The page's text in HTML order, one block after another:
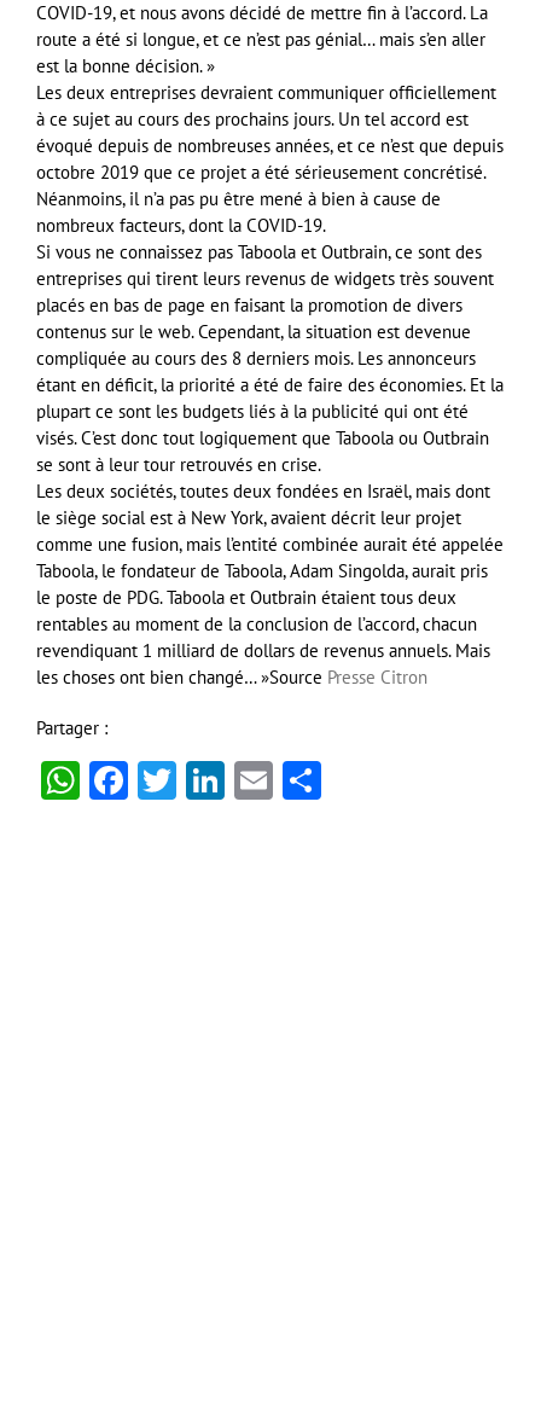
COVID-19, et nous avons décidé de mettre fin à l’accord. La
route a été si longue, et ce n’est pas génial… mais s’en aller
est la bonne décision. »
Les deux entreprises devraient communiquer officiellement
à ce sujet au cours des prochains jours. Un tel accord est
évoqué depuis de nombreuses années, et ce n’est que depuis
octobre 2019 que ce projet a été sérieusement concrétisé.
Néanmoins, il n’a pas pu être mené à bien à cause de
nombreux facteurs, dont la COVID-19.
Si vous ne connaissez pas Taboola et Outbrain, ce sont des
entreprises qui tirent leurs revenus de widgets très souvent
placés en bas de page en faisant la promotion de divers
contenus sur le web. Cependant, la situation est devenue
compliquée au cours des 8 derniers mois. Les annonceurs
étant en déficit, la priorité a été de faire des économies. Et la
plupart ce sont les budgets liés à la publicité qui ont été
visés. C’est donc tout logiquement que Taboola ou Outbrain
se sont à leur tour retrouvés en crise.
Les deux sociétés, toutes deux fondées en Israël, mais dont
le siège social est à New York, avaient décrit leur projet
comme une fusion, mais l’entité combinée aurait été appelée
Taboola, le fondateur de Taboola, Adam Singolda, aurait pris
le poste de PDG. Taboola et Outbrain étaient tous deux
rentables au moment de la conclusion de l’accord, chacun
revendiquant 1 milliard de dollars de revenus annuels. Mais
les choses ont bien changé… »Source Presse Citron
Partager :
WhatsApp
Facebook
Twitter
LinkedIn
Email